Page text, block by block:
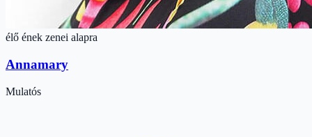
élő ének zenei alapra
Annamary
Mulatós